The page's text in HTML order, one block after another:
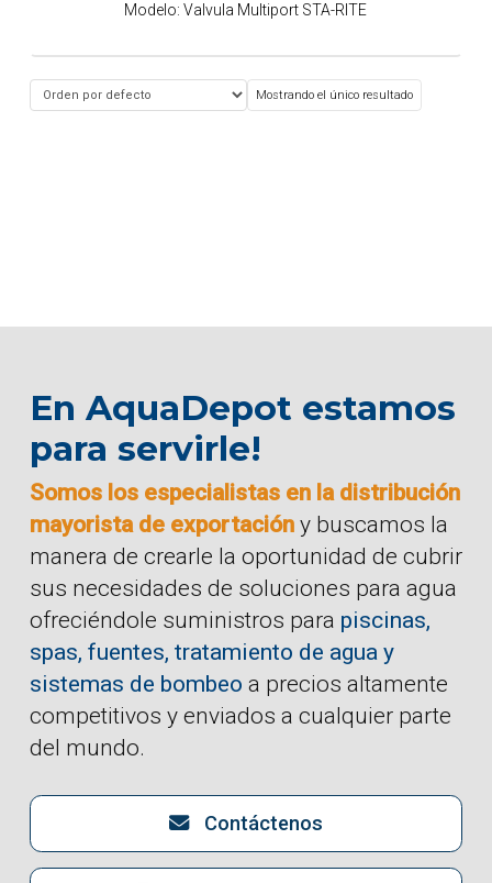
Modelo:Valvula Multiport STA-RITE
Mostrando el único resultado
En AquaDepot estamos
para servirle!
Somos los especialistas en la distribución
mayorista de exportacióny buscamos la
manera de crearle la oportunidad de cubrir
sus necesidades de soluciones para agua
ofreciéndole suministros para piscinas,
spas, fuentes, tratamiento de agua y
sistemas de bombeo a precios altamente
competitivos y enviados a cualquier parte
del mundo.
Contáctenos